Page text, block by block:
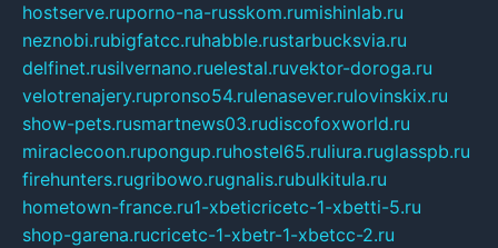
hostserve.ruporno-na-russkom.rumishinlab.ru
neznobi.rubigfatcc.ruhabble.rustarbucksvia.ru
delfinet.rusilvernano.ruelestal.ruvektor-doroga.ru
velotrenajery.rupronso54.rulenasever.rulovinskix.ru
show-pets.rusmartnews03.rudiscofoxworld.ru
miraclecoon.rupongup.ruhostel65.ruliura.ruglasspb.ru
firehunters.rugribowo.rugnalis.rubulkitula.ru
hometown-france.ru1-xbeticricetc-1-xbetti-5.ru
shop-garena.rucricetc-1-xbetr-1-xbetcc-2.ru